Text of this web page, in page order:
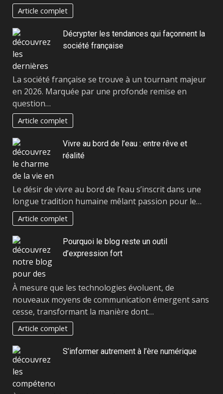
Article complet
Décrypter les tendances qui façonnent la
société française
La société française se trouve à un tournant majeur
en 2026. Marquée par une profonde remise en
question…
Article complet
Vivre au bord de l’eau : entre rêve et
réalité
Le désir de vivre au bord de l’eau s’inscrit dans une
longue tradition humaine mêlant passion pour le…
Article complet
Pourquoi le blog reste un outil
d’expression fort
À mesure que les technologies évoluent, de
nouveaux moyens de communication émergent sans
cesse, transformant la manière dont…
Article complet
S’informer autrement à l’ère numérique